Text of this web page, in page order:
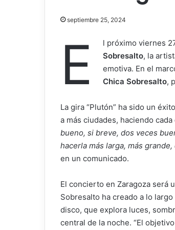
septiembre 25, 2024
E l próximo viernes
Sobresalto, la
emotiva. En el
Chica Sobresalto,
La gira “Plutón” ha sido un
a más ciudades, haciendo
bueno, si breve, dos veces
hacerla más larga, más
en un comunicado.
El concierto en Zaragoza será
Sobresalto ha creado a lo
disco, que explora luces,
central de la noche. “El